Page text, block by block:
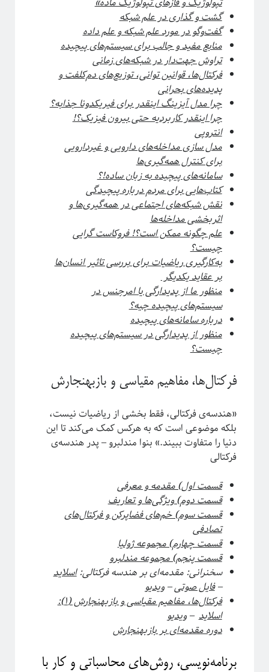
آموزش ریاضی
آموزشی
اختر فیزیک
اسرار کوانتومی
اهداف سیتپور
برنامه‌نویسی و کار با داده
تصاویر
جامعه علمی
خرافات
درباره دانشمندان
دوره دکتری
رادیوفیزیک
روایتگری در علم
زندگی علمی
سخن اندیشمندان
سیستم‌های پیچیده
شبکه‌های پیچیده
فلسفه علم
فوتونیک
فیزیک
فیزیک اتمی-مولکولی
فیزیک زیستی
فیزیک هسته‌ای
فیزیکدانان ایرانی
ماده چگال
معرفی کتاب
مکانیک آماری
هوش مصنوعی
گشت و گذاری در علم شبکه
گفت‌وگو در مورد علم شبکه و علم داده
منابع مفید و جالب برای سیستم‌های پیچیده
تراوش جهت‌دار در شبکه‌های زمانی
فرکتال‌ها، قوانین توانی، توزیع‌های دم‌کلفت و
پدیده‌های بحرانی
چرا مدل آیزینگ اینقدر برای فیریکدونا جذابه؟
چرا اینقدر کاربردیه حتی بیرون فیزیک؟!
انتروپی
مدل سازی مداخله‌های دارویی و غیردارویی
برای کنترل همه‌گیری‌ها
سامانه‌های پیچیده به زبان ساده!؟
کتاب‌هایی برای مردم درباره پیچیدگی
نقش شبکه‌های اجتماعی در همه‌گیری‌ها و
اثربخشی مداخله‌ها
علم چگونه ممکن است؟! فروکاست گرایی
چیست؟
به‌کارگیری ریاضیات برای بررسی تاثیر انسان‌ها
بر عقاید یکدیگر
منظور ما از پدیدارگی یا امرجنس در
سیستم‌های پیچیده چیه؟
درباره سامانه‌های پیچیده
منظور از پدیدارگی در سیستم‌های پیچیده
چیست؟
فرکتال‌ها، مفاهیم مقیاسی و بازبهنجارش
«هندسه‌ی فرکتالی، فقط بخشی از ریاضیات نیست،
بلکه موضوعی است که به هرکس کمک می‌کند تا این
دنیا را متفاوت ببیند.» بنوا مندلبرو – پدر هندسه‌ی
فرکتالی
قسمت اول) مقدمه و معرفی
قسمت دوم) ویژگی‌ها و تعاریف
قسمت سوم) خم‌های فضاپرکن و فرکتال‌های
تصادفی
قسمت چهارم) مجموعه ژولیا
قسمت پنجم) مجموعه مندلبرو
سخنرانی: مقدمه‌ای بر هندسه فرکتالی:اسلاید
–فایل صوتی–ویدیو
فرکتال‌ها، مفاهیم مقیاسی و بازبهنجارش (۱):
اسلاید–ویدیو
دوره مقدمه‌ای بر بازبهنجارش
برنامه‌نویسی، روش‌های محاسباتی و کار با